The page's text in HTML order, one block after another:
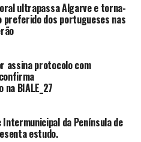
ultrapassa Algarve e torna-
preferido dos portugueses nas
assina protocolo com
BIALE_27
Intermunicipal da Península de
estudo.